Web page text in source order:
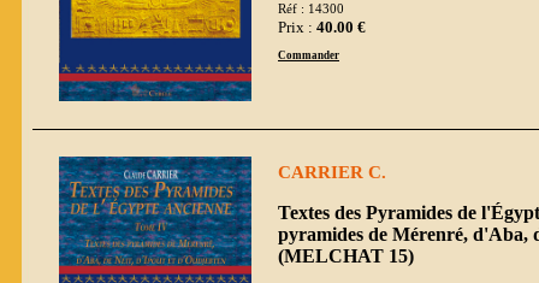
Réf : 14300
Prix : 40.00 €
Commander
CARRIER C.
Textes des Pyramides de
pyramides de Mérenré, d'Aba,
(MELCHAT 15)